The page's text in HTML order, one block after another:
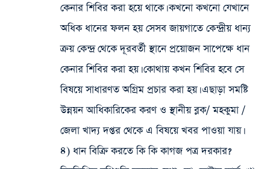
কেনার শিবির করা হয়ে থাকে। কখনো কখনো যেখানে
অধিক ধানের ফলন হয় সেসব জায়গাতে কেন্দ্রীয় ধান্য
ক্রয় কেন্দ্র থেকে দূরবর্তী স্থানে প্রয়োজন সাপেক্ষে ধান
কেনার শিবির করা হয়। কোথায় কখন শিবির হবে সে
বিষয়ে সাধারণত অগ্রিম প্রচার করা হয়। এছাড়া সমষ্টি
উন্নয়ন আধিকারিকের করণ ও স্থানীয় ব্লক/ মহকুমা /
জেলা খাদ্য দপ্তর থেকে এ বিষয়ে খবর পাওয়া যায়।
৪) ধান বিক্রি করতে কি কি কাগজ পত্র দরকার?